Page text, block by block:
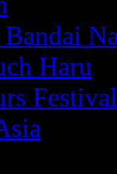
Haru
Festival